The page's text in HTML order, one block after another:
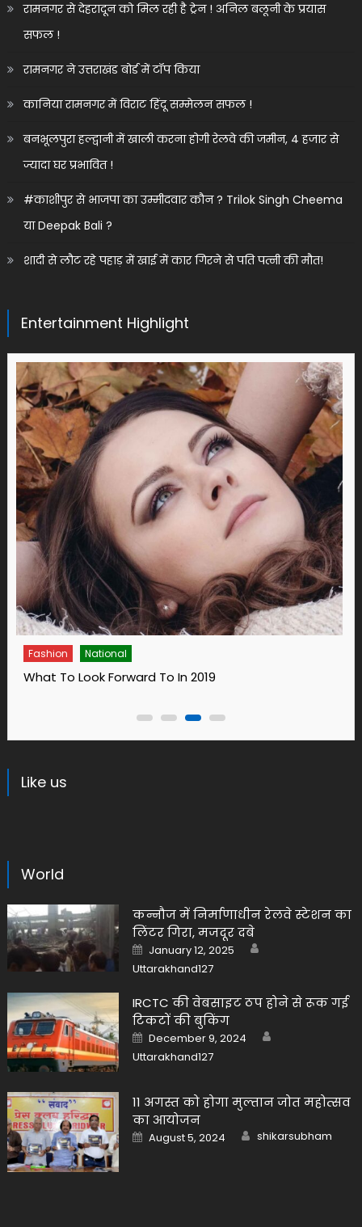
रामनगर से देहरादून को मिल रही है ट्रेन ! अनिल बलूनी के प्रयास
सफल !
रामनगर ने उत्तराखंड बोर्ड में टॉप किया
कानिया रामनगर में विराट हिंदू सम्मेलन सफल !
बनभूलपुरा हल्द्वानी में खाली करना होगी रेलवे की जमीन, 4 हजार से
ज्यादा घर प्रभावित !
#काशीपुर से भाजपा का उम्मीदवार कौन ? Trilok Singh Cheema
या Deepak Bali ?
शादी से लौट रहे पहाड़ में खाई में कार गिरने से पति पत्नी की मौत!
Entertainment Highlight
Fashion
14 Ways To Bring Wellness Into Your Life In 2019
Like us
World
कन्नौज में निर्माणाधीन रेलवे स्टेशन का
लिंटर गिरा, मजदूर दबे
Posted
on
January 12, 2025
Uttarakhand127
IRCTC की वेबसाइट ठप होने से रूक गई
टिकटों की बुकिंग
Posted
on
December 9, 2024
Uttarakhand127
11 अगस्त को होगा मुल्तान जोत महोत्सव
का आयोजन
Posted
on
August 5, 2024 Author
shikarsubham